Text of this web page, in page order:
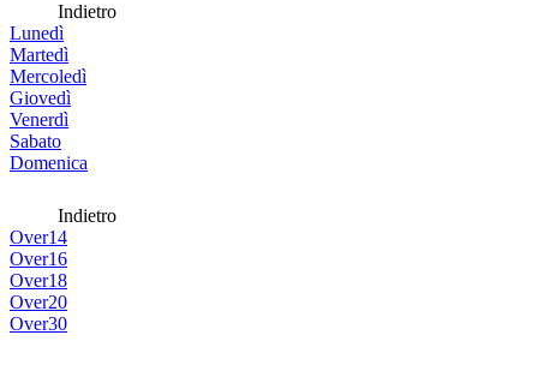
Indietro
Lunedì
Martedì
Mercoledì
Giovedì
Venerdì
Sabato
Domenica
Indietro
Over14
Over16
Over18
Over20
Over30